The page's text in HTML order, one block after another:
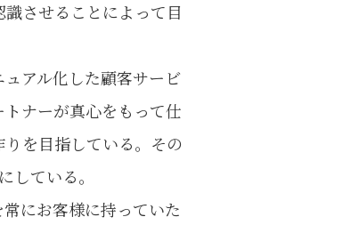
させることによって目
アル化した顧客サービ
ナーが真心をもって仕
を目指している。その
ている。
にお客様に持っていた